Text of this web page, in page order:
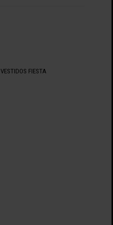
VESTIDOS FIESTA